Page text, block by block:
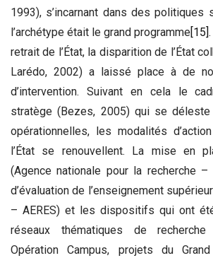
1993), s’incarnant dans des politiques
l’archétype était le grand programme [15]
retrait de l’État, la disparition de l’État
Larédo, 2002) a laissé place à de
d’intervention. Suivant en cela le
stratège (Bezes, 2005) qui se
opérationnelles, les modalités
l’État se renouvellent. La mise en
(Agence nationale pour la recherche
d’évaluation de l’enseignement
– AERES) et les dispositifs qui ont
réseaux thématiques de recherche
Opération Campus, projets du